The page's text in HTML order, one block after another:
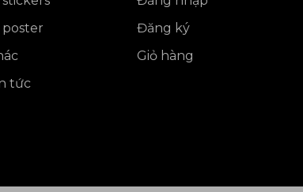
poster
tức
Đăng ký
Giỏ hàng